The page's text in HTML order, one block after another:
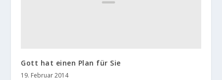
Gott hat einen Plan für Sie
19. Februar 2014